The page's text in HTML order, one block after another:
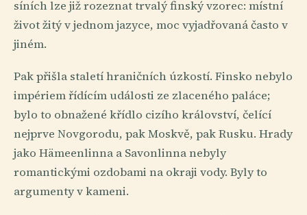
síních lze již rozeznat trvalý finský vzorec: místní
život žitý v jednom jazyce, moc vyjadřovaná často v
jiném.
Pak přišla staletí hraničních úzkostí. Finsko nebylo
impériem řídícím události ze zlaceného paláce;
bylo to obnažené křídlo cizího království, čelící
nejprve Novgorodu, pak Moskvě, pak Rusku. Hrady
jako Hämeenlinna a Savonlinna nebyly
romantickými ozdobami na okraji vody. Byly to
argumenty v kameni.